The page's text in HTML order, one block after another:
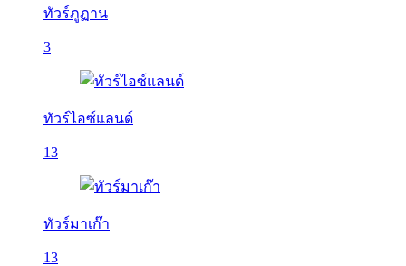
ทัวร์ภูฏาน
3
ทัวร์ไอซ์แลนด์
13
ทัวร์มาเก๊า
13